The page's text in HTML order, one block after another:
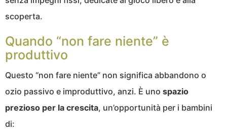
scoperta.
Quando “non fare niente” è
produttivo
Questo “non fare niente” non significa abbandono o
ozio passivo e improduttivo, anzi. È uno spazio
prezioso per la crescita, un’opportunità per i bambini
di: